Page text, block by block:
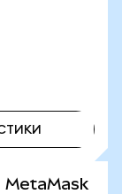
MetaMask